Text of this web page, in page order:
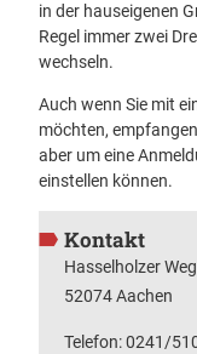
in der hauseigenen
Regel immer zwei
wechseln.
Auch wenn Sie mit
möchten,
aber um eine
einstellen können.
Kontakt
Hasselholzer
52074 Aachen
Telefon: 0241/